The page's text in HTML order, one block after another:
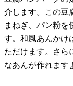
介します。この豆
まねぎ、パン粉を
す。和風あんかけ
ただけます。さら
なあんが作れます